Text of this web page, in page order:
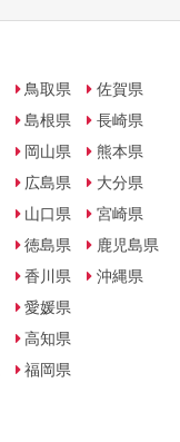
鳥取県
島根県
岡山県
広島県
山口県
徳島県
香川県
愛媛県
高知県
福岡県
佐賀県
長崎県
熊本県
大分県
宮崎県
鹿児島県
沖縄県